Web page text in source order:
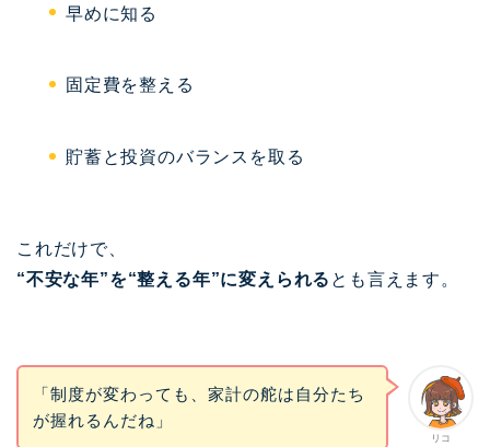
早めに知る
固定費を整える
貯蓄と投資のバランスを取る
これだけで、
“不安な年”を“整える年”に変えられる とも言えます。
リコ
「制度が変わっても、家計の舵は自分たち
が握れるんだね」